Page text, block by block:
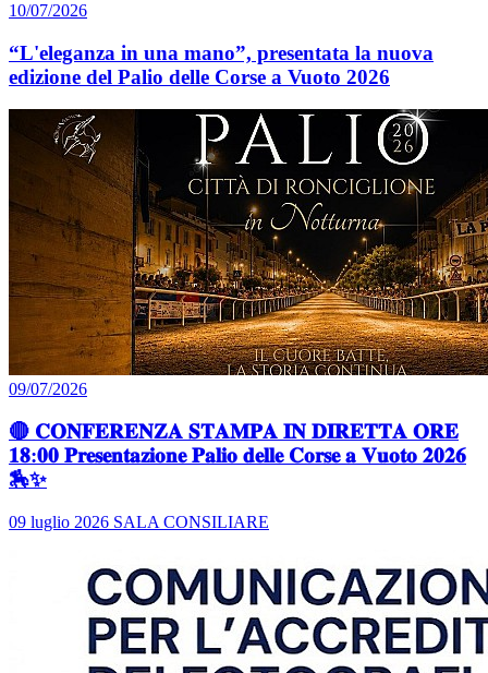
10/07/2026
“L'eleganza in una mano”, presentata la nuova
edizione del Palio delle Corse a Vuoto 2026
09/07/2026
🔴 𝐂𝐎𝐍𝐅𝐄𝐑𝐄𝐍𝐙𝐀 𝐒𝐓𝐀𝐌𝐏𝐀 𝐈𝐍 𝐃𝐈𝐑𝐄𝐓𝐓𝐀 𝐎𝐑𝐄
𝟏𝟖:𝟎𝟎 𝐏𝐫𝐞𝐬𝐞𝐧𝐭𝐚𝐳𝐢𝐨𝐧𝐞 𝐏𝐚𝐥𝐢𝐨 𝐝𝐞𝐥𝐥𝐞 𝐂𝐨𝐫𝐬𝐞 𝐚 𝐕𝐮𝐨𝐭𝐨 𝟐𝟎𝟐𝟔
🏇✨
09 luglio 2026 SALA CONSILIARE